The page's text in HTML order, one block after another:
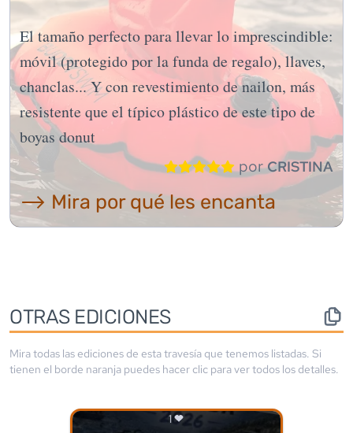
El tamaño perfecto para llevar lo imprescindible:
móvil (protegido por la funda de regalo), llaves,
chanclas... Y con revestimiento de nailon, más
resistente que el típico plástico de este tipo de
boyas donut
porCRISTINA
⟶ Mira por qué les encanta
OTRAS EDICIONES
Mira todas las ediciones de esta travesía que tenemos listadas. Si
tienen el borde naranja puedes hacer clic para ver todos los detalles.
1